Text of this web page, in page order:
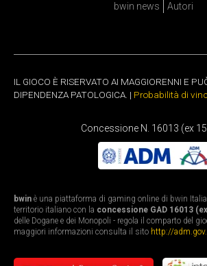
bwin news Autori
IL GIOCO È RISERVATO AI MAGGIORENNI E
DIPENDENZA PATOLOGICA. | Probabilità di
Concessione N. 16013 (ex
bwin è una piattaforma di gaming online di bwin Italia
territorio italiano con la concessione GAD 16013
delle Dogane e dei Monopoli - regola il comparto del
maggiori informazioni consulta il sito http://